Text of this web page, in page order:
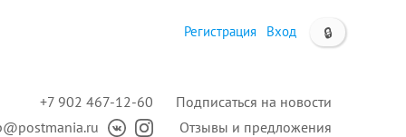
🔒
Регистрация Вход
Подписаться на новости
Отзывы и предложения
+7 902 467-12-60